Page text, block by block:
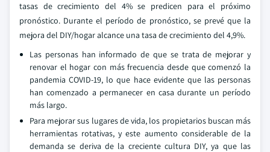
tasas de crecimiento del 4% se predicen para el próximo
pronóstico. Durante el período de pronóstico, se prevé que la
mejora del DIY/hogar alcance una tasa de crecimiento del 4,9%.
Las personas han informado de que se trata de mejorar y
renovar el hogar con más frecuencia desde que comenzó la
pandemia COVID-19, lo que hace evidente que las personas
han comenzado a permanecer en casa durante un período
más largo.
Para mejorar sus lugares de vida, los propietarios buscan más
herramientas rotativas, y este aumento considerable de la
demanda se deriva de la creciente cultura DIY, ya que las